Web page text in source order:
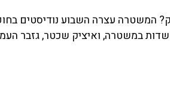
המשטרה עצרה השבוע נודיסטים
שדות במשטרה, ואיציק שכטר, גזבר